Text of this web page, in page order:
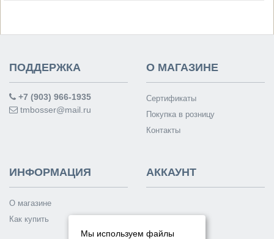
ПОДДЕРЖКА
+7 (903) 966-1935
tmbosser@mail.ru
О МАГАЗИНЕ
Сертификаты
Покупка в розницу
Контакты
ИНФОРМАЦИЯ
О магазине
Как купить
АККАУНТ
Мы используем файлы